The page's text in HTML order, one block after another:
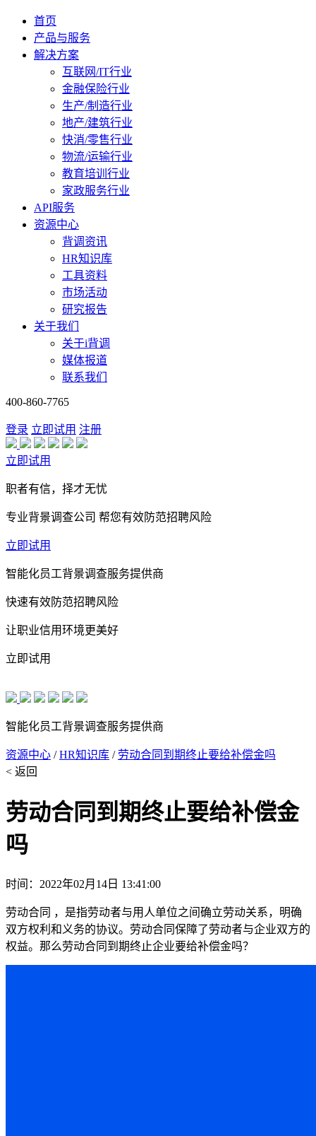
首页
产品与服务
解决方案
互联网/IT行业
金融保险行业
生产/制造行业
地产/建筑行业
快消/零售行业
物流/运输行业
教育培训行业
家政服务行业
API服务
资源中心
背调资讯
HR知识库
工具资料
市场活动
研究报告
关于我们
关于i背调
媒体报道
联系我们
400-860-7765
登录 立即试用 注册
立即试用
职者有信，择才无忧
专业背景调查公司 帮您有效防范招聘风险
立即试用
智能化员工背景调查服务提供商
快速有效防范招聘风险
让职业信用环境更美好
立即试用
智能化员工背景调查服务提供商
资源中心 /HR知识库 / 劳动合同到期终止要给补偿金吗
< 返回
劳动合同到期终止要给补偿金
吗
时间：2022年02月14日 13:41:00
劳动合同 ，是指劳动者与用人单位之间确立劳动关系，明确
双方权利和义务的协议。劳动合同保障了劳动者与企业双方的
权益。那么劳动合同到期终止企业要给补偿金吗？